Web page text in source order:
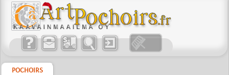
POCHOIRS